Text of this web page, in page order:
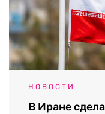
НОВОСТИ
В Иране